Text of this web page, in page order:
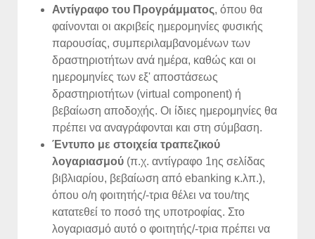
Αντίγραφο του Προγράμματος, όπου θα
φαίνονται οι ακριβείς ημερομηνίες φυσικής
παρουσίας, συμπεριλαμβανομένων των
δραστηριοτήτων ανά ημέρα, καθώς και οι
ημερομηνίες των εξ' αποστάσεως
δραστηριοτήτων (virtual component) ή
βεβαίωση αποδοχής. Οι ίδιες ημερομηνίες θα
πρέπει να αναγράφονται και στη σύμβαση.
Έντυπο με στοιχεία τραπεζικού
λογαριασμού (π.χ. αντίγραφο 1ης σελίδας
βιβλιαρίου, βεβαίωση από ebanking κ.λπ.),
όπου ο/η φοιτητής/-τρια θέλει να του/της
κατατεθεί το ποσό της υποτροφίας. Στο
λογαριασμό αυτό ο φοιτητής/-τρια πρέπει να